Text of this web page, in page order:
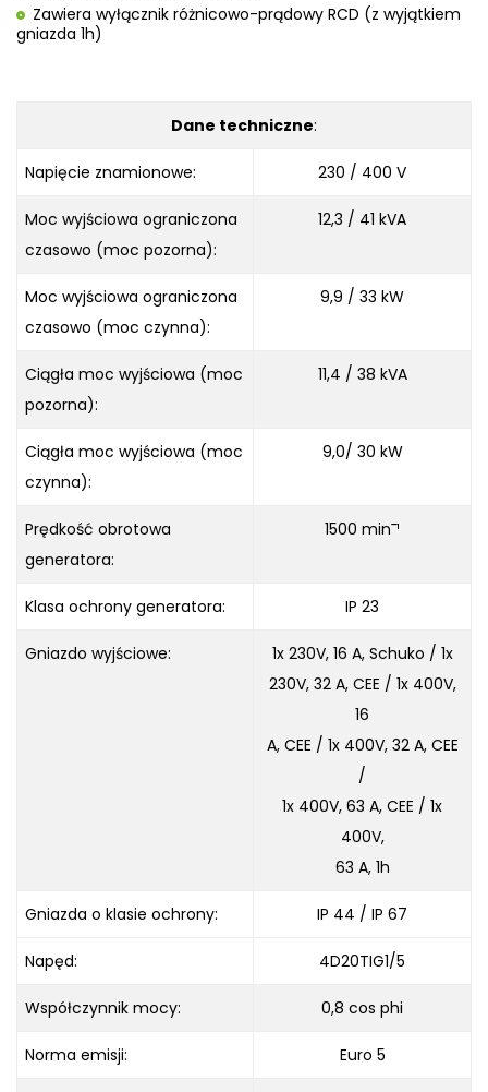
Zawiera wyłącznik różnicowo-prądowy RCD (z wyjątkiem
gniazda 1h)
Dane techniczne:
Napięcie znamionowe: 230 / 400 V
Moc wyjściowa ograniczona
czasowo (moc pozorna):
12,3 / 41 kVA
Moc wyjściowa ograniczona
czasowo (moc czynna):
9,9 / 33 kW
Ciągła moc wyjściowa (moc
pozorna):
11,4 / 38 kVA
Ciągła moc wyjściowa (moc
czynna):
9,0/ 30 kW
Prędkość obrotowa
generatora:
1500 min¯¹
Klasa ochrony generatora: IP 23
Gniazdo wyjściowe:
1x 230V, 16 A, Schuko / 1x
230V, 32 A, CEE / 1x 400V,
16
A, CEE / 1x 400V, 32 A, CEE
/
1x 400V, 63 A, CEE / 1x
400V,
63 A, 1h
Gniazda o klasie ochrony: IP 44 / IP 67
Napęd: 4D20TIG1/5
Współczynnik mocy: 0,8 cos phi
Norma emisji: Euro 5